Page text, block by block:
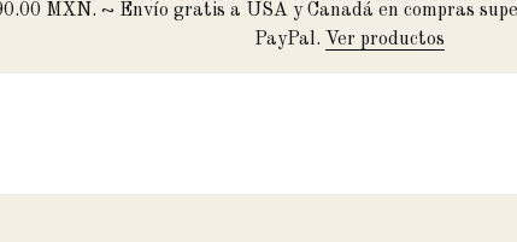
MXN. ~ Envío gratis a USA y Canadá en compras
PayPal. Ver productos